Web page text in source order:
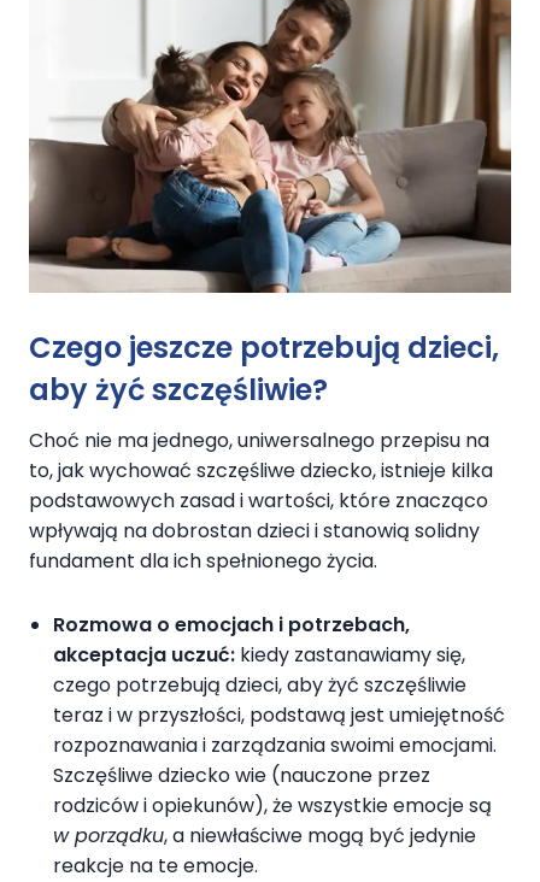
Czego jeszcze potrzebują dzieci,
aby żyć szczęśliwie?
Choć nie ma jednego, uniwersalnego przepisu na
to, jak wychować szczęśliwe dziecko, istnieje kilka
podstawowych zasad i wartości, które znacząco
wpływają na dobrostan dzieci i stanowią solidny
fundament dla ich spełnionego życia.
Rozmowa o emocjach i potrzebach,
akceptacja uczuć: kiedy zastanawiamy się,
czego potrzebują dzieci, aby żyć szczęśliwie
teraz i w przyszłości, podstawą jest umiejętność
rozpoznawania i zarządzania swoimi emocjami.
Szczęśliwe dziecko wie (nauczone przez
rodziców i opiekunów), że wszystkie emocje są
w porządku, a niewłaściwe mogą być jedynie
reakcje na te emocje.